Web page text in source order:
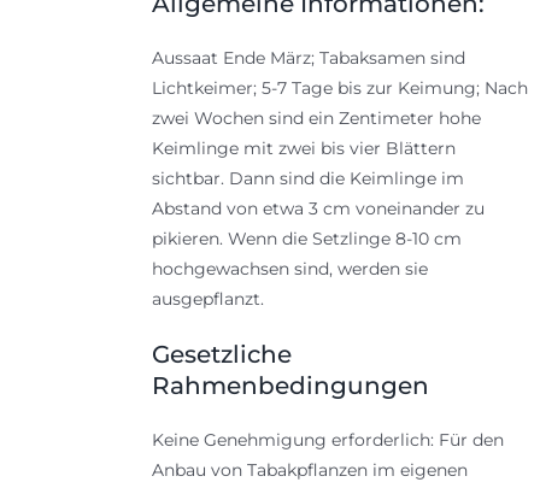
Aussaat Ende März; Tabaksamen sind
Lichtkeimer; 5-7 Tage bis zur Keimung; Nach
zwei Wochen sind ein Zentimeter hohe
Keimlinge mit zwei bis vier Blättern
sichtbar. Dann sind die Keimlinge im
Abstand von etwa 3 cm voneinander zu
pikieren. Wenn die Setzlinge 8-10 cm
hochgewachsen sind, werden sie
ausgepflanzt.
Gesetzliche
Rahmenbedingungen
Keine Genehmigung erforderlich: Für den
Anbau von Tabakpflanzen im eigenen